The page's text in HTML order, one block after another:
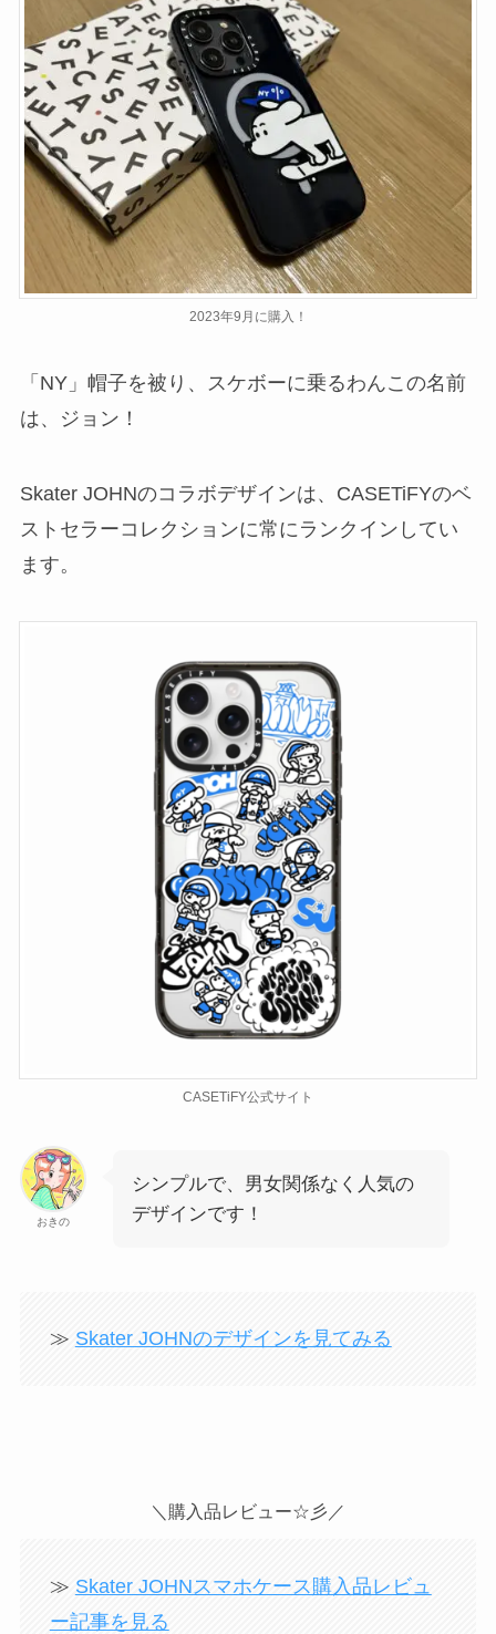
2023年9月に購入！
「NY」帽子を被り、スケボーに乗るわんこの名前
は、ジョン！
Skater JOHNのコラボデザインは、CASETiFYのベ
ストセラーコレクションに常にランクインしてい
ます。
CASETiFY公式サイト
おきの
シンプルで、男女関係なく人気の
デザインです！
≫ Skater JOHNのデザインを見てみる
＼購入品レビュー☆彡／
≫ Skater JOHNスマホケース購入品レビュ
ー記事を見る